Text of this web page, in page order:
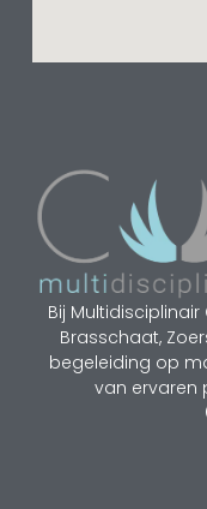
Bij
Brasschaat,
begeleiding op
van ervaren